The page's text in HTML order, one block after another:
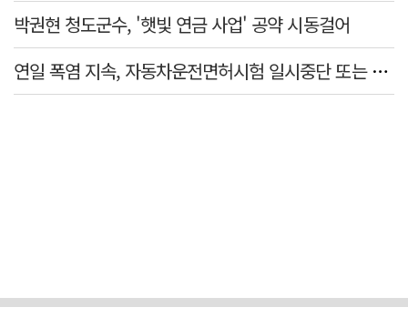
박권현 청도군수, '햇빛 연금 사업' 공약 시동걸어
연일 폭염 지속, 자동차운전면허시험 일시중단 또는 축소 운영